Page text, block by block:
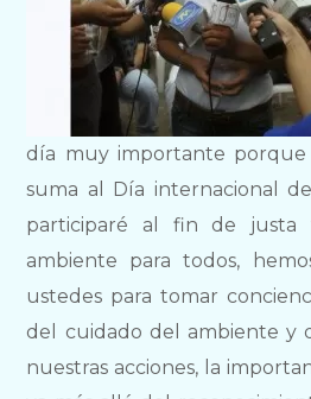
día muy importante
suma al Día internacional
participaré al fin de justa
ambiente para todos,
ustedes para tomar
del cuidado del ambiente y
nuestras acciones, la